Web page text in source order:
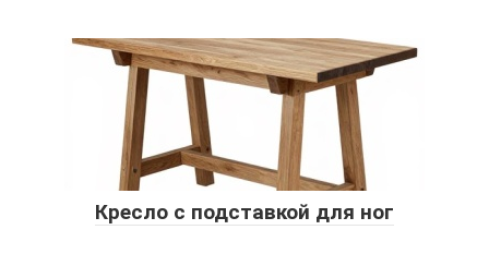
Кресло с подставкой для ног